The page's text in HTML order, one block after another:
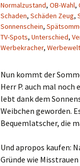
Normalzustand, OB-Wahl,
Schaden, Schäden Zeug,
Sonnenschein,
TV-Spots, Unterschied,
Werbekracher, Werbewelt
Nun kommt der
Herr P. auch mal noch
lebt dank dem
Weibchen geworden.
Bequemlatscher, die
Und apropos kaufen:
Gründe wie